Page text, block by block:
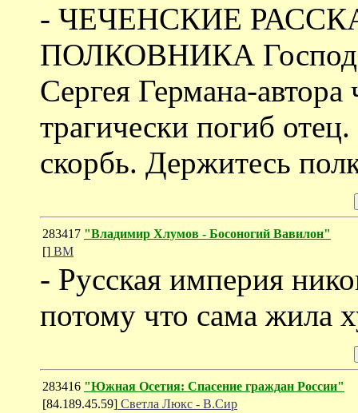
- ЧЕЧЕНСКИЕ
ПОЛКОВНИКА Господа,
Сергея Германа-автора
трагически погиб
скорбь. Держитесь
283417 "Владимир Хлумов - Босоногий Вавилон"
[] ВМ
- Русская империя
потому что сама жила
283416 "Южная Осетия: Спасение граждан России"
[84.189.45.59] Светла Люкс - В.Сир